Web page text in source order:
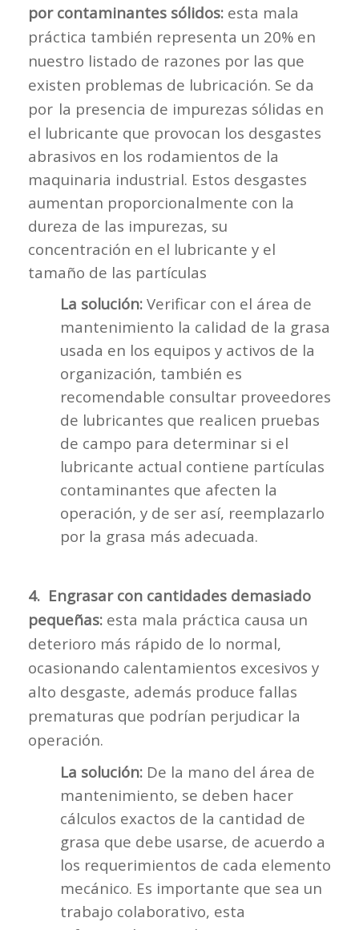
por contaminantes sólidos: esta mala
práctica también representa un 20% en
nuestro listado de razones por las que
existen problemas de lubricación. Se da
por la presencia de impurezas sólidas en
el lubricante que provocan los desgastes
abrasivos en los rodamientos de la
maquinaria industrial. Estos desgastes
aumentan proporcionalmente con la
dureza de las impurezas, su
concentración en el lubricante y el
tamaño de las partículas
La solución: Verificar con el área de
mantenimiento la calidad de la grasa
usada en los equipos y activos de la
organización, también es
recomendable consultar proveedores
de lubricantes que realicen pruebas
de campo para determinar si el
lubricante actual contiene partículas
contaminantes que afecten la
operación, y de ser así, reemplazarlo
por la grasa más adecuada.
4. Engrasar con cantidades demasiado
pequeñas: esta mala práctica causa un
deterioro más rápido de lo normal,
ocasionando calentamientos excesivos y
alto desgaste, además produce fallas
prematuras que podrían perjudicar la
operación.
La solución: De la mano del área de
mantenimiento, se deben hacer
cálculos exactos de la cantidad de
grasa que debe usarse, de acuerdo a
los requerimientos de cada elemento
mecánico. Es importante que sea un
trabajo colaborativo, esta